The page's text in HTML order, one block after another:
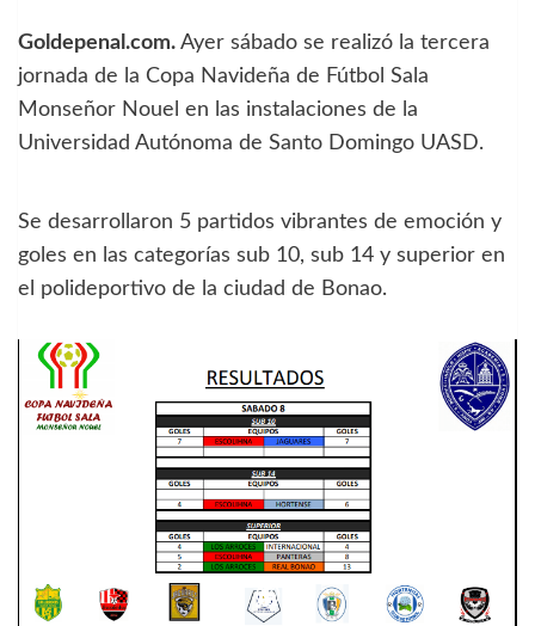
Goldepenal.com. Ayer sábado se realizó la tercera
jornada de la Copa Navideña de Fútbol Sala
Monseñor Nouel en las instalaciones de la
Universidad Autónoma de Santo Domingo UASD.
Se desarrollaron 5 partidos vibrantes de emoción y
goles en las categorías sub 10, sub 14 y superior en
el polideportivo de la ciudad de Bonao.